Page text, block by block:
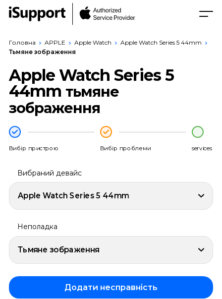
Головна APPLE Apple Watch
Apple Watch Series 5 44mm
Тьмяне зображення
Apple Watch Series 5
44mm тьмяне
зображення
Вибір пристрою Вибір проблеми services
Вибраний девайс
Apple Watch Series 5 44mm
Неполадка
Тьмяне зображення
Додати несправність